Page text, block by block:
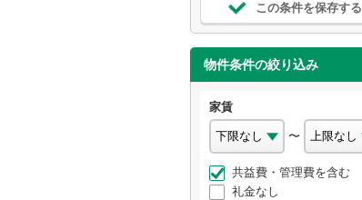
この条件を保存する
物件条件の絞り込み
家賃
〜
共益費・管理費を含む
礼金なし